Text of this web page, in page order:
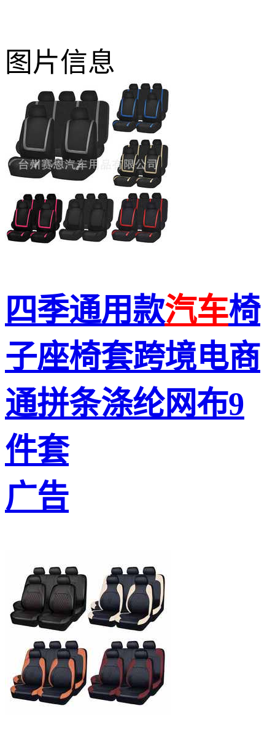
图片信息
四季通用款汽车椅
子座椅套跨境电商
通拼条涤纶网布9
件套
广告